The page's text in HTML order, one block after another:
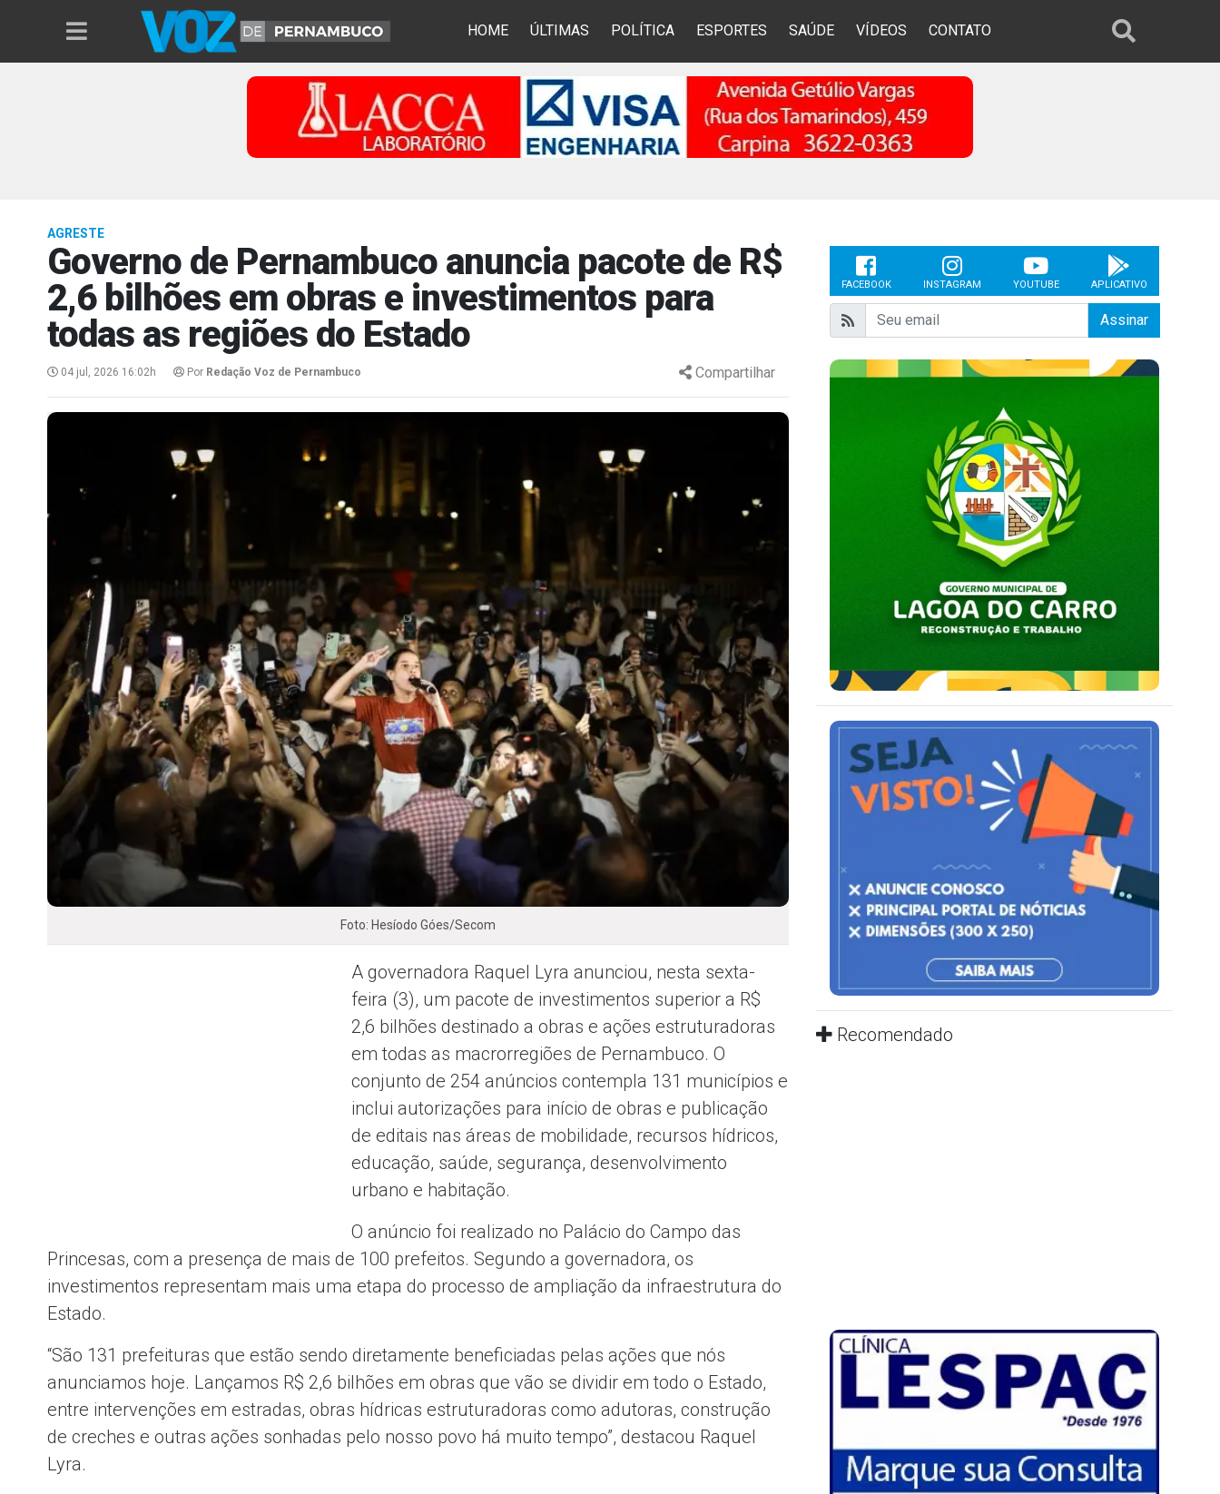
HOME ÚLTIMAS POLÍTICA ESPORTES SAÚDE VÍDEOS CONTATO
AGRESTE
Governo de Pernambuco anuncia pacote de R$
2,6 bilhões em obras e investimentos para
todas as regiões do Estado
04 jul, 2026 16:02h Por Redação Voz de Pernambuco Compartilhar
Foto: Hesíodo Góes/Secom
A governadora Raquel Lyra anunciou, nesta sexta-
feira (3), um pacote de investimentos superior a R$
2,6 bilhões destinado a obras e ações estruturadoras
em todas as macrorregiões de Pernambuco. O
conjunto de 254 anúncios contempla 131 municípios e
inclui autorizações para início de obras e publicação
de editais nas áreas de mobilidade, recursos hídricos,
educação, saúde, segurança, desenvolvimento
urbano e habitação.
O anúncio foi realizado no Palácio do Campo das
Princesas, com a presença de mais de 100 prefeitos. Segundo a governadora, os
investimentos representam mais uma etapa do processo de ampliação da infraestrutura do
Estado.
“São 131 prefeituras que estão sendo diretamente beneficiadas pelas ações que nós
anunciamos hoje. Lançamos R$ 2,6 bilhões em obras que vão se dividir em todo o Estado,
entre intervenções em estradas, obras hídricas estruturadoras como adutoras, construção
de creches e outras ações sonhadas pelo nosso povo há muito tempo”, destacou Raquel
Lyra.
FACEBOOK INSTAGRAM YOUTUBE APLICATIVO
Assinar
Recomendado